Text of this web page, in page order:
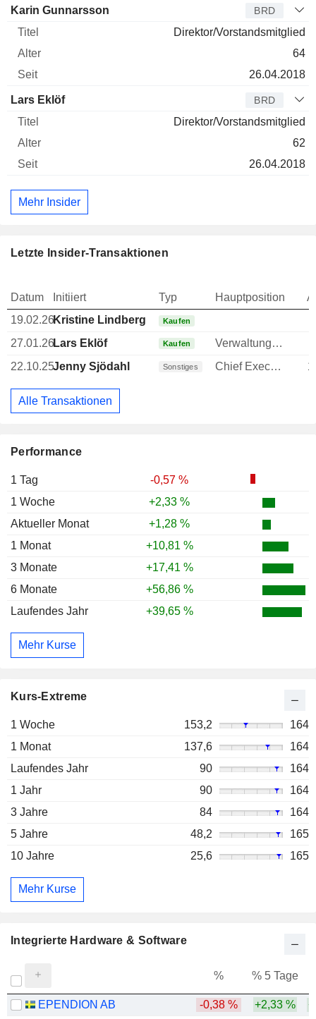
Performance
1 Tag
-0,57 %
1 Woche
+2,33 %
Aktueller Monat
+1,28 %
1 Monat
+10,81 %
3 Monate
+17,41 %
6 Monate
+56,86 %
Laufendes Jahr
+39,65 %
Mehr Kurse
Kurs-Extreme
1 Woche 153,2
164
1 Monat
137,6
164
Laufendes Jahr
90
164
1 Jahr
90
164
3 Jahre
84
164
5 Jahre
48,2
165
10 Jahre
25,6 165
Mehr Kurse
Karin Gunnarsson BRD
Direktor/Vorstandsmitglied
64
26.04.2018
Lars Eklöf BRD
Direktor/Vorstandsmitglied
62
26.04.2018
Mehr Insider
Letzte Insider-Transaktionen
Datum Initiiert Typ Hauptposition
19.02.26Kristine Lindberg Kaufen
27.01.26Lars Eklöf Kaufen Verwaltungsratsmitglied
22.10.25Jenny Sjödahl Sonstiges Chief Executive Officer (CEO)
Alle Transaktionen
Integrierte Hardware & Software
% % 5 Tage
EPENDION AB -0,38 % +2,33 %